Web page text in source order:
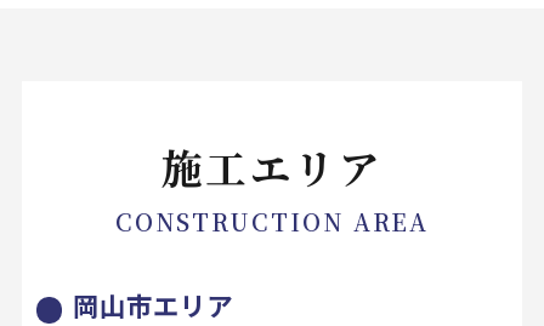
施工エリア
CONSTRUCTION AREA
岡山市エリア